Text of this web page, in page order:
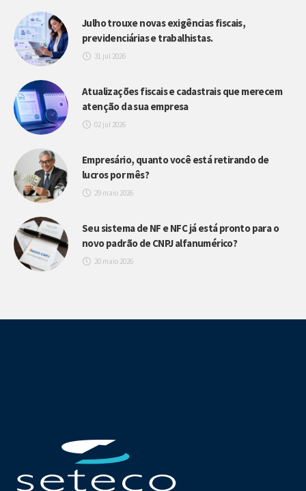
Julho trouxe novas exigências fiscais,
previdenciárias e trabalhistas.
31 jul 2026
Atualizações fiscais e cadastrais que merecem
atenção da sua empresa
02 jul 2026
Empresário, quanto você está retirando de
lucros por mês?
29 maio 2026
Seu sistema de NF e NFC já está pronto para o
novo padrão de CNPJ alfanumérico?
20 maio 2026